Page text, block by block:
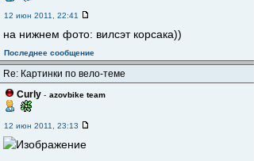
12 июн 2011, 22:41
на нижнем фото: вилсэт корсака))
Последнее сообщение
Re: Картинки по вело-теме
Curly - azovbike team
12 июн 2011, 23:13